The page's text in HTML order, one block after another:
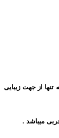
تنها از جهت زیبایی
میباشد .